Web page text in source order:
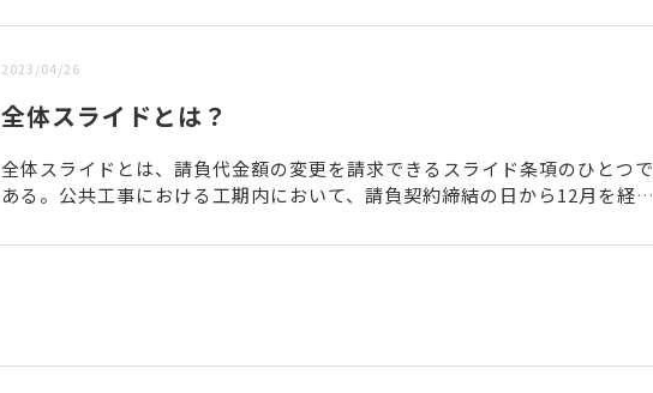
2023/04/26
全体スライドとは？
全体スライドとは、請負代金額の変更を請求できるスライド条項のひとつで
ある。公共工事における工期内において、請負契約締結の日から12月を経過